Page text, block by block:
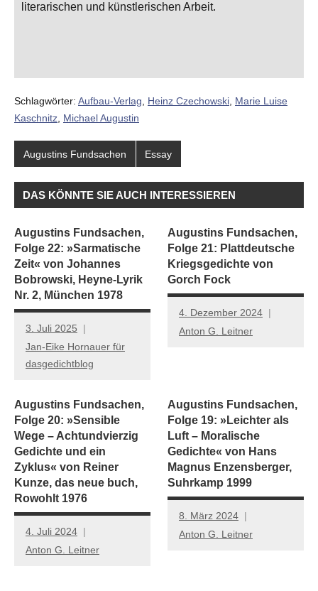
literarischen und künstlerischen Arbeit.
Schlagwörter: Aufbau-Verlag Heinz Czechowski Marie Luise
Kaschnitz Michael Augustin
Augustins Fundsachen Essay
DAS KÖNNTE SIE AUCH INTERESSIEREN
Augustins Fundsachen,
Folge 22: »Sarmatische
Zeit« von Johannes
Bobrowski, Heyne-Lyrik
Nr. 2, München 1978
3. Juli 2025
Jan-Eike Hornauer für
dasgedichtblog
Augustins Fundsachen,
Folge 21: Plattdeutsche
Kriegsgedichte von
Gorch Fock
4. Dezember 2024
Anton G. Leitner
Augustins Fundsachen,
Folge 20: »Sensible
Wege – Achtundvierzig
Gedichte und ein
Zyklus« von Reiner
Kunze, das neue buch,
Rowohlt 1976
4. Juli 2024
Anton G. Leitner
Augustins Fundsachen,
Folge 19: »Leichter als
Luft – Moralische
Gedichte« von Hans
Magnus Enzensberger,
Suhrkamp 1999
8. März 2024
Anton G. Leitner